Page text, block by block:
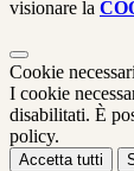
visionare la
Cookie
I cookie
disabilitati. È
policy.
Accetta tutti